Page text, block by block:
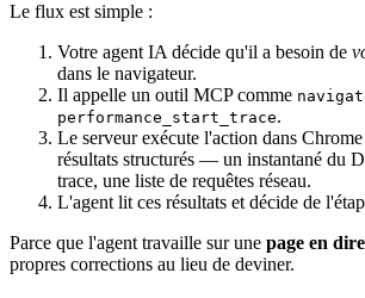
Le flux est simple :
Votre agent IA décide qu'il a besoin de
dans le navigateur.
Il appelle un outil MCP comme
performance_start_trace.
Le serveur exécute l'action dans
résultats structurés — un instantané du
trace, une liste de requêtes réseau.
L'agent lit ces résultats et décide de
Parce que l'agent travaille sur une page en
propres corrections au lieu de deviner.